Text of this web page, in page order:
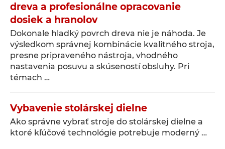
dreva a profesionálne opracovanie
dosiek a hranolov
Dokonale hladký povrch dreva nie je náhoda. Je
výsledkom správnej kombinácie kvalitného stroja,
presne pripraveného nástroja, vhodného
nastavenia posuvu a skúseností obsluhy. Pri
témach …
Vybavenie stolárskej dielne
Ako správne vybrať stroje do stolárskej dielne a
ktoré kľúčové technológie potrebuje moderný …